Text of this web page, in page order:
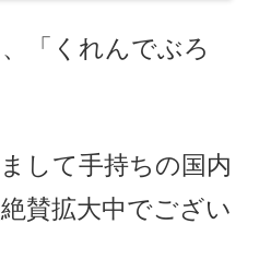
「くれんでぶろ
して手持ちの国内
賛拡大中でござい